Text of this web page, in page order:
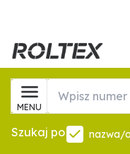
MENU
Szukaj po nazwa/